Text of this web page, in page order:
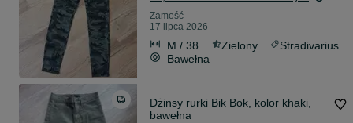
Zamość
17 lipca 2026
M / 38 Zielony
Stradivarius
Bawełna
Dżinsy rurki Bik Bok, kolor khaki,
bawełna